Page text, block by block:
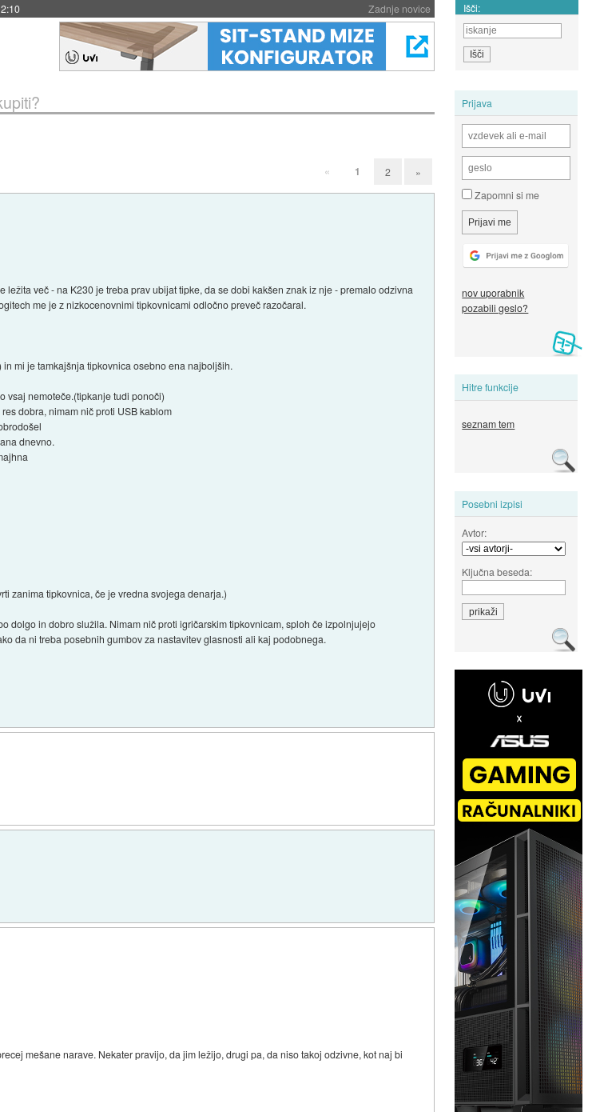
Zadnje novice Išči:
Prijava
Zapomni si me
nov uporabnik
pozabili geslo?
Hitre funkcije
seznam tem
Posebni izpisi
Avtor:
Ključna beseda:
« 1 2 »
več - na K230 je treba prav ubijat tipke, da se dobi kakšen znak iz nje - premalo odzivna
me je z nizkocenovnimi tipkovnicami odločno preveč razočaral.
mi je tamkajšnja tipkovnica osebno ena najboljših.
vsaj nemoteče.(tipkanje tudi ponoči)
dobra, nimam nič proti USB kablom
dnevno.
zanima tipkovnica, če je vredna svojega denarja.)
dolgo in dobro služila. Nimam nič proti igričarskim tipkovnicam, sploh če izpolnjujejo
da ni treba posebnih gumbov za nastavitev glasnosti ali kaj podobnega.
mešane narave. Nekater pravijo, da jim ležijo, drugi pa, da niso takoj odzivne, kot naj bi